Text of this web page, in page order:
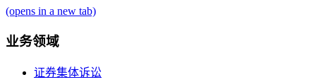
(opens in a new tab)
业务领域
证券集体诉讼